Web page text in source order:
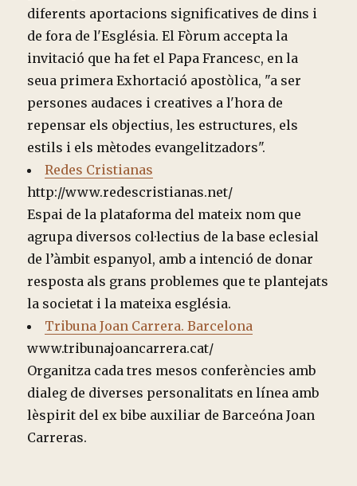
diferents aportacions significatives de dins i
de fora de l'Església. El Fòrum accepta la
invitació que ha fet el Papa Francesc, en la
seua primera Exhortació apostòlica, "a ser
persones audaces i creatives a l'hora de
repensar els objectius, les estructures, els
estils i els mètodes evangelitzadors".
Redes Cristianas
http://www.redescristianas.net/
Espai de la plataforma del mateix nom que
agrupa diversos col·lectius de la base eclesial
de l’àmbit espanyol, amb a intenció de donar
resposta als grans problemes que te plantejats
la societat i la mateixa església.
Tribuna Joan Carrera. Barcelona
www.tribunajoancarrera.cat/
Organitza cada tres mesos conferències amb
dialeg de diverses personalitats en línea amb
lèspirit del ex bibe auxiliar de Barceóna Joan
Carreras.